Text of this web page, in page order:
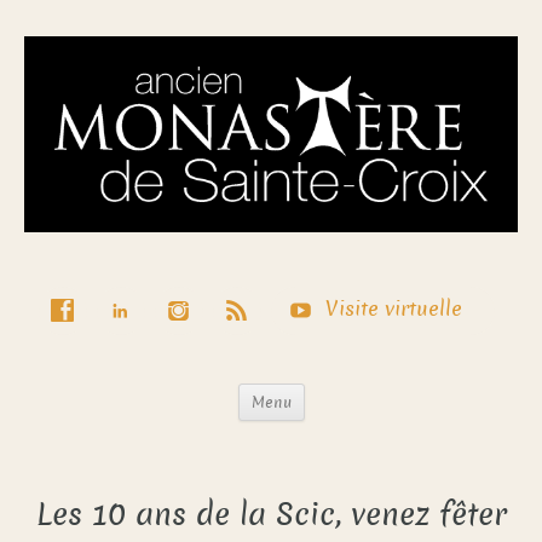
Visite virtuelle
Menu
Les 10 ans de la Scic, venez fêter